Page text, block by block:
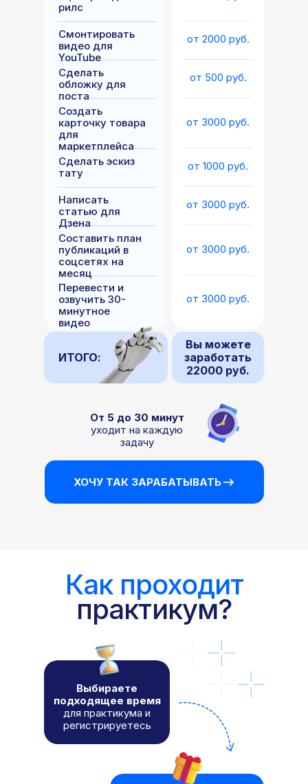
От 5 до 30 минут
уходит на каждую
задачу
от 500 руб.
от 1000 руб.
от 3000 руб.
от 2000 руб.
от 3000 руб.
от 3000 руб.
от 3000 руб.
Вы можете
заработать
22000 руб.
рилс
Сделать
обложку для
поста
Сделать эскиз
тату
Составить план
публикаций в
соцсетях на
месяц
Смонтировать
видео для
YouTube
Создать
карточку товара
для
маркетплейса
Написать
статью для
Дзена
Перевести и
озвучить 30-
минутное
видео
ИТОГО:
ХОЧУ ТАК ЗАРАБАТЫВАТЬ
Как проходит
практикум?
Выбираете
подходящее время
для практикума и
регистрируетесь